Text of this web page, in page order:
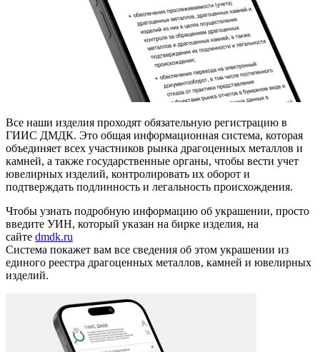
Все наши изделия проходят обязательную регистрацию в
ГИИС ДМДК. Это общая информационная система, которая
объединяет всех участников рынка драгоценных металлов и
камней, а также государственные органы, чтобы вести учет
ювелирных изделий, контролировать их оборот и
подтверждать подлинность и легальность происхождения.
Чтобы узнать подробную информацию об украшении, просто
введите УИН, который указан на бирке изделия, на
сайте dmdk.ru
Система покажет вам все сведения об этом украшении из
единого реестра драгоценных металлов, камней и ювелирных
изделий.